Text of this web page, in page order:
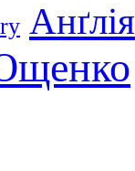
Анґлія